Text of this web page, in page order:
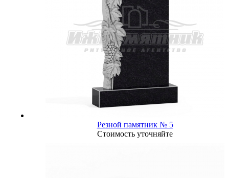
Резной памятник № 5
Стоимость уточняйте